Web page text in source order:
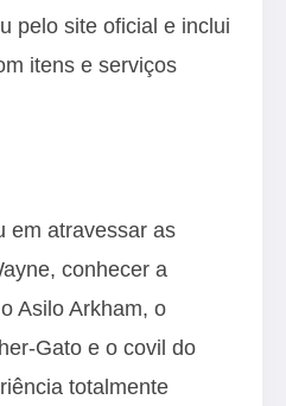
pelo site oficial e inclui
itens e serviços
em atravessar as
conhecer a
Asilo Arkham, o
Gato e o covil do
totalmente